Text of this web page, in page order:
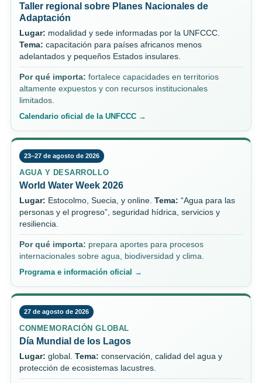
Taller regional sobre Planes Nacionales de
Adaptación
Lugar: modalidad y sede informadas por la UNFCCC.
Tema: capacitación para países africanos menos
adelantados y pequeños Estados insulares.
Por qué importa: fortalece capacidades en territorios
altamente expuestos y con recursos institucionales
limitados.
Calendario oficial de la UNFCCC →
23–27 de agosto de 2026
AGUA Y DESARROLLO
World Water Week 2026
Lugar: Estocolmo, Suecia, y online. Tema: “Agua para las
personas y el progreso”, seguridad hídrica, servicios y
resiliencia.
Por qué importa: prepara aportes para procesos
internacionales sobre agua, biodiversidad y clima.
Programa e información oficial →
27 de agosto de 2026
CONMEMORACIÓN GLOBAL
Día Mundial de los Lagos
Lugar: global. Tema: conservación, calidad del agua y
protección de ecosistemas lacustres.